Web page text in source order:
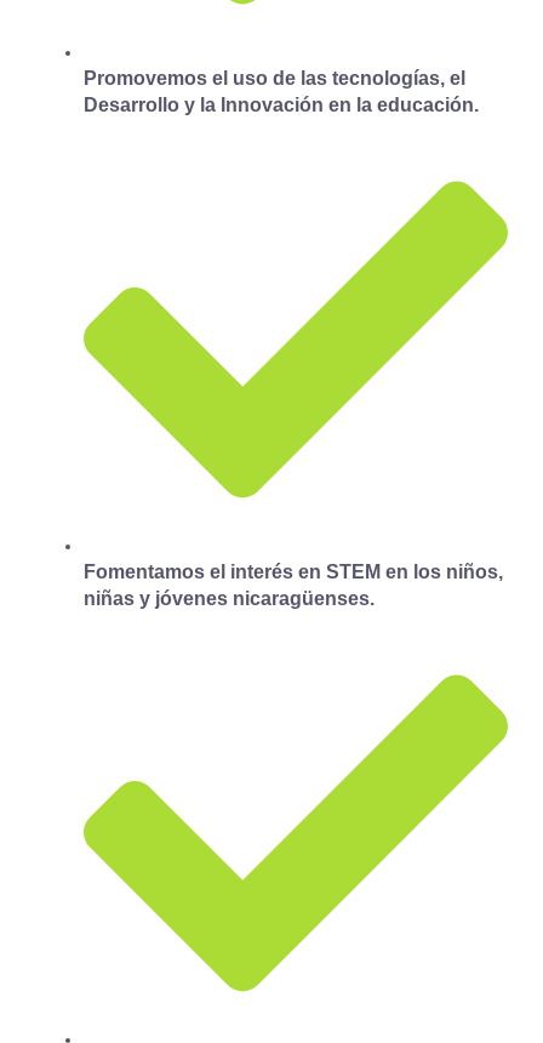
Promovemos el uso de las tecnologías, el
Desarrollo y la Innovación en la educación.
Fomentamos el interés en STEM en los niños,
niñas y jóvenes nicaragüenses.